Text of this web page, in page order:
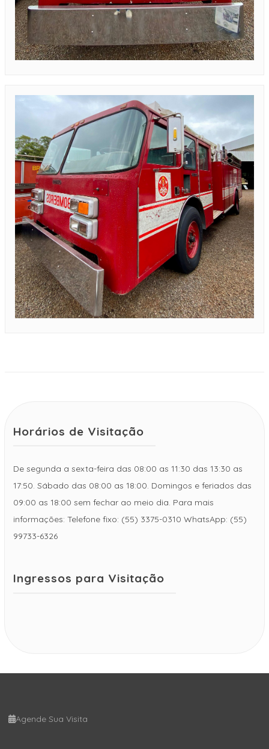
Horários de Visitação
De segunda a sexta-feira das 08:00 as 11:30 das 13:30 as
17:50. Sábado das 08:00 as 18:00. Domingos e feriados das
09:00 as 18:00 sem fechar ao meio dia. Para mais
informações: Telefone fixo: (55) 3375-0310 WhatsApp: (55)
99733-6326
Ingressos para Visitação
Agende Sua Visita